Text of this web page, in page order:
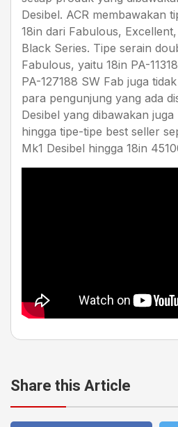
Desibel. ACR membawakan
18in dari Fabulous,
Black Series. Tipe serain
Fabulous, yaitu 18in PA-
PA-127188 SW Fab juga
para pengunjung yang ada
Desibel yang dibawakan
hingga tipe-tipe best seller
Mk1 Desibel hingga 18in
Share this Article